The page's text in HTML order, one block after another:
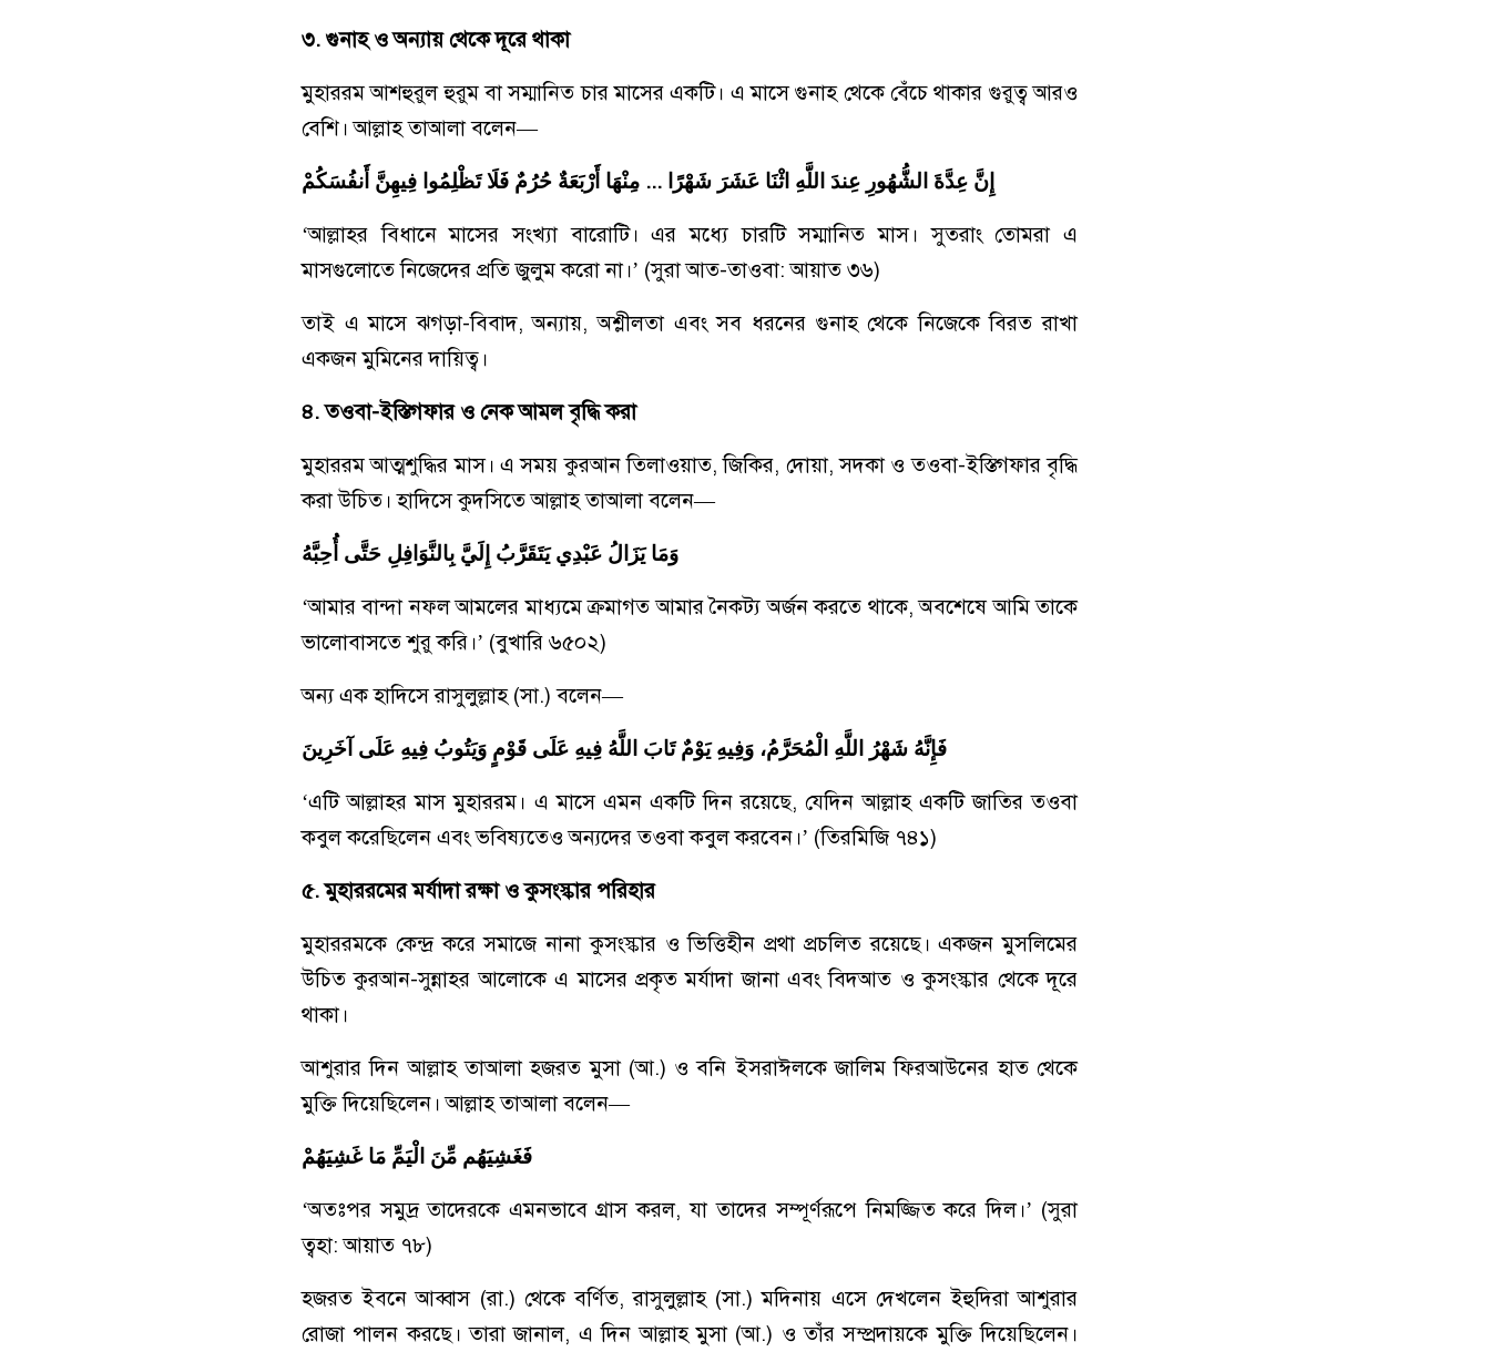
৩. গুনাহ ও অন্যায় থেকে দূরে থাকা
মুহাররম আশহুরুল হুরুম বা সম্মানিত চার মাসের একটি। এ মাসে গুনাহ থেকে বেঁচে থাকার গুরুত্ব আরও
বেশি। আল্লাহ তাআলা বলেন—
إِنَّ عِدَّةَ الشُّهُورِ عِندَ اللَّهِ اثْنَا عَشَرَ شَهْرًا ... مِنْهَا أَرْبَعَةٌ حُرُمٌ فَلَا تَظْلِمُوا فِيهِنَّ أَنفُسَكُمْ
‘আল্লাহর বিধানে মাসের সংখ্যা বারোটি। এর মধ্যে চারটি সম্মানিত মাস। সুতরাং তোমরা এ
মাসগুলোতে নিজেদের প্রতি জুলুম করো না।’ (সুরা আত-তাওবা: আয়াত ৩৬)
তাই এ মাসে ঝগড়া-বিবাদ, অন্যায়, অশ্লীলতা এবং সব ধরনের গুনাহ থেকে নিজেকে বিরত রাখা
একজন মুমিনের দায়িত্ব।
৪. তওবা-ইস্তিগফার ও নেক আমল বৃদ্ধি করা
মুহাররম আত্মশুদ্ধির মাস। এ সময় কুরআন তিলাওয়াত, জিকির, দোয়া, সদকা ও তওবা-ইস্তিগফার বৃদ্ধি
করা উচিত। হাদিসে কুদসিতে আল্লাহ তাআলা বলেন—
وَمَا يَزَالُ عَبْدِي يَتَقَرَّبُ إِلَيَّ بِالنَّوَافِلِ حَتَّى أُحِبَّهُ
‘আমার বান্দা নফল আমলের মাধ্যমে ক্রমাগত আমার নৈকট্য অর্জন করতে থাকে, অবশেষে আমি তাকে
ভালোবাসতে শুরু করি।’ (বুখারি ৬৫০২)
অন্য এক হাদিসে রাসুলুল্লাহ (সা.) বলেন—
فَإِنَّهُ شَهْرُ اللَّهِ الْمُحَرَّمُ، وَفِيهِ يَوْمٌ تَابَ اللَّهُ فِيهِ عَلَى قَوْمٍ وَيَتُوبُ فِيهِ عَلَى آخَرِينَ
‘এটি আল্লাহর মাস মুহাররম। এ মাসে এমন একটি দিন রয়েছে, যেদিন আল্লাহ একটি জাতির তওবা
কবুল করেছিলেন এবং ভবিষ্যতেও অন্যদের তওবা কবুল করবেন।’ (তিরমিজি ৭৪১)
৫. মুহাররমের মর্যাদা রক্ষা ও কুসংস্কার পরিহার
মুহাররমকে কেন্দ্র করে সমাজে নানা কুসংস্কার ও ভিত্তিহীন প্রথা প্রচলিত রয়েছে। একজন মুসলিমের
উচিত কুরআন-সুন্নাহর আলোকে এ মাসের প্রকৃত মর্যাদা জানা এবং বিদআত ও কুসংস্কার থেকে দূরে
থাকা।
আশুরার দিন আল্লাহ তাআলা হজরত মুসা (আ.) ও বনি ইসরাঈলকে জালিম ফিরআউনের হাত থেকে
মুক্তি দিয়েছিলেন। আল্লাহ তাআলা বলেন—
فَغَشِيَهُم مِّنَ الْيَمِّ مَا غَشِيَهُمْ
‘অতঃপর সমুদ্র তাদেরকে এমনভাবে গ্রাস করল, যা তাদের সম্পূর্ণরূপে নিমজ্জিত করে দিল।’ (সুরা
ত্বহা: আয়াত ৭৮)
হজরত ইবনে আব্বাস (রা.) থেকে বর্ণিত, রাসুলুল্লাহ (সা.) মদিনায় এসে দেখলেন ইহুদিরা আশুরার
রোজা পালন করছে। তারা জানাল, এ দিন আল্লাহ মুসা (আ.) ও তাঁর সম্প্রদায়কে মুক্তি দিয়েছিলেন।